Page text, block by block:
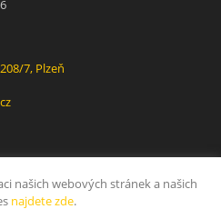
7, Plzeň
našich webových stránek a našich
najdete zde.